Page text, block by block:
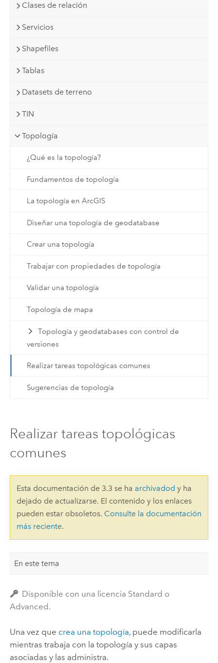
Clases de relación
Servicios
Shapefiles
Tablas
Datasets de terreno
TIN
Topología
¿Qué es la topología?
Fundamentos de topología
La topología en ArcGIS
Diseñar una topología de geodatabase
Crear una topología
Trabajar con propiedades de topología
Validar una topología
Topología de mapa
Topología y geodatabases con control de
versiones
Realizar tareas topológicas comunes
Sugerencias de topología
Realizar tareas topológicas
comunes
Esta documentación de 3.3 se ha archivadod y ha
dejado de actualizarse. El contenido y los enlaces
pueden estar obsoletos. Consulte la documentación
más reciente.
En este tema
Disponible con una licencia Standard o
Advanced.
Una vez que crea una topología, puede modificarla
mientras trabaja con la topología y sus capas
asociadas y las administra.